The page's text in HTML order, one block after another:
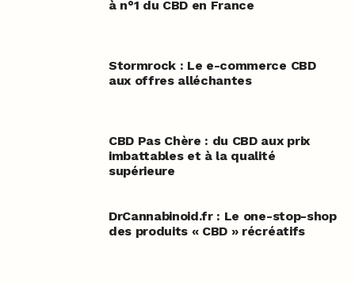
à n°1 du CBD en France
Stormrock : Le e-commerce CBD
aux offres alléchantes
CBD Pas Chère : du CBD aux prix
imbattables et à la qualité
supérieure
DrCannabinoid.fr : Le one-stop-shop
des produits « CBD » récréatifs